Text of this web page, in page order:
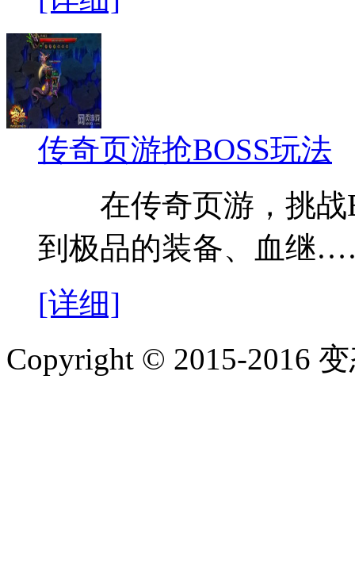
传奇页游抢BOSS玩法
在传奇页游，挑战
到极品的装备、血继
[详细]
Copyright © 2015-2016